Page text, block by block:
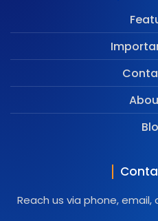
Reach us via phone,